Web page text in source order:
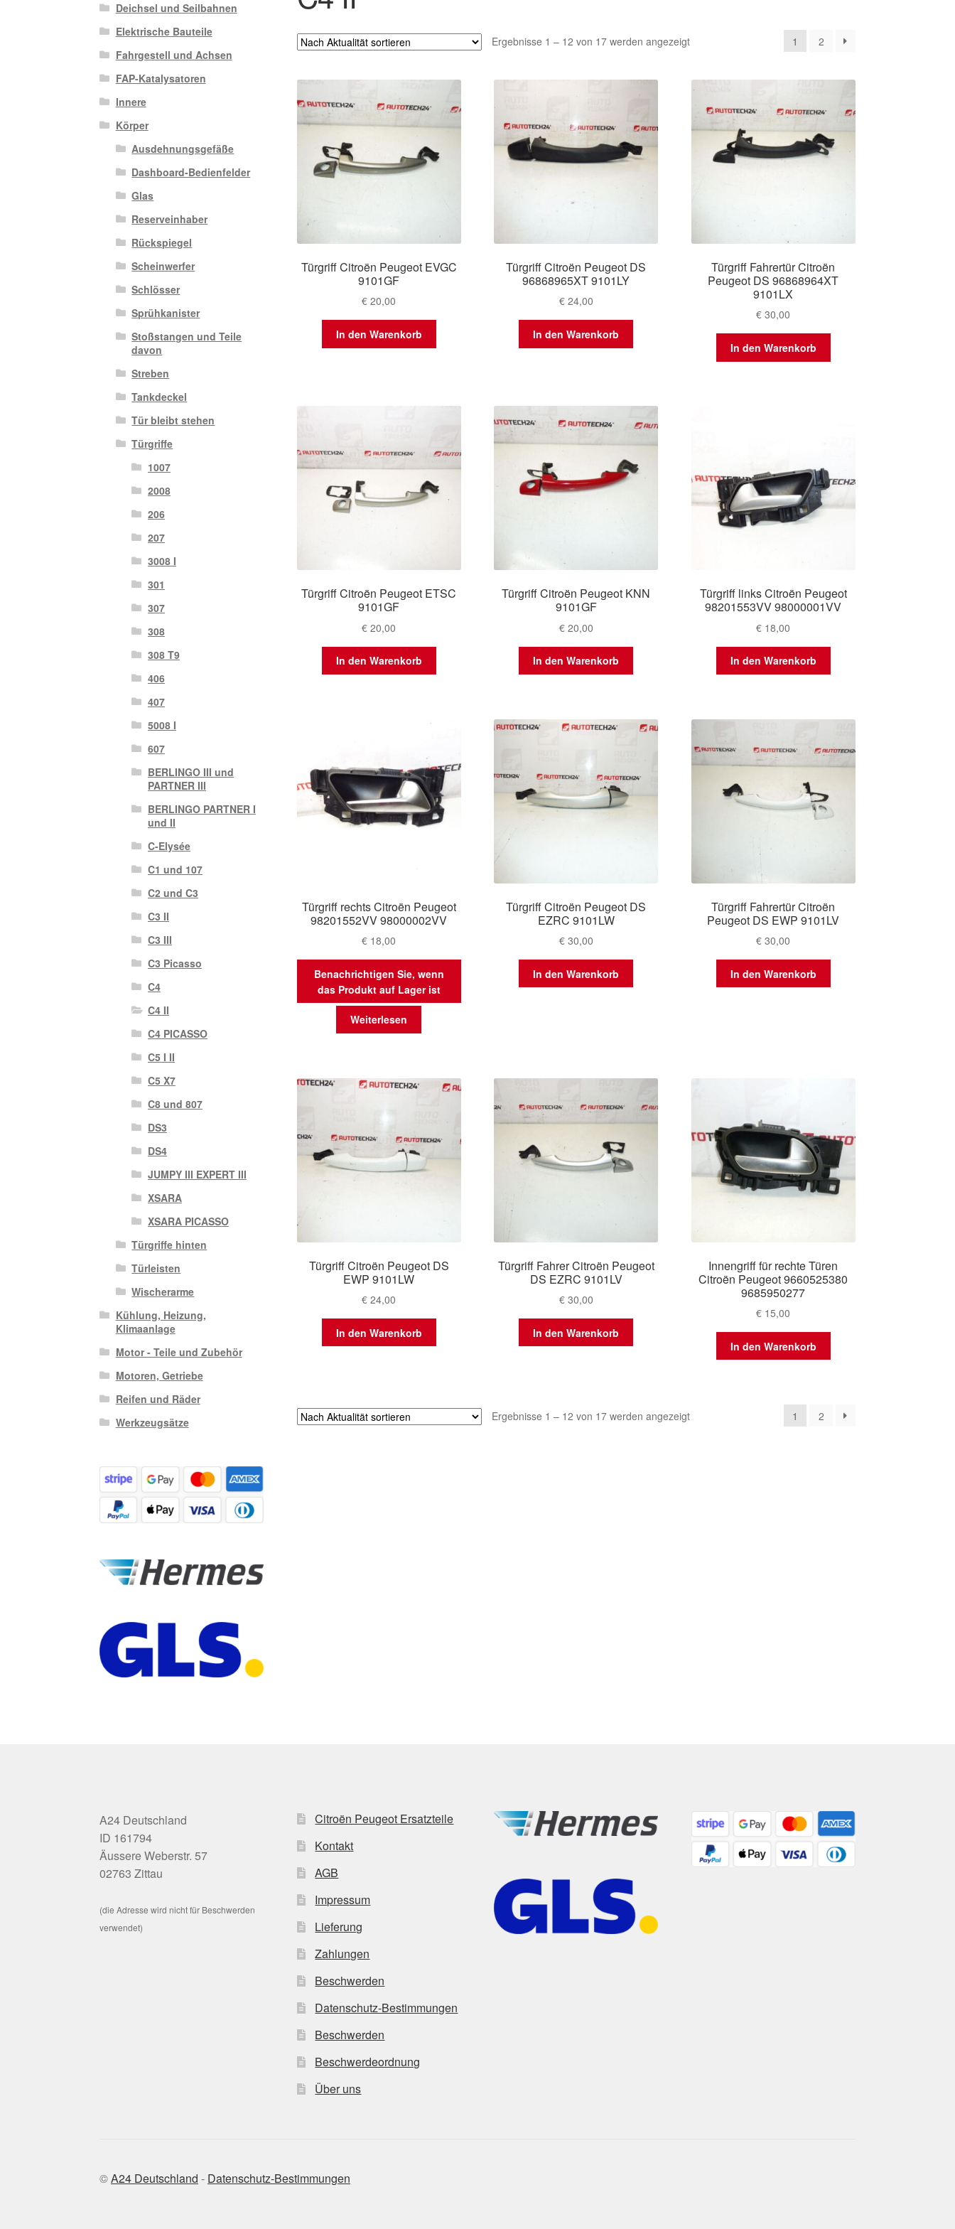
Ergebnisse 1 – 12 von 17 werden angezeigtNach
1 2
Türgriff Citroën Peugeot EVGC
9101GF
€ 20,00
In den Warenkorb
Türgriff Citroën Peugeot DS
96868965XT 9101LY
€24,00
In den Warenkorb
Türgriff Fahrertür Citroën
Peugeot DS 96868964XT
9101LX
€ 30,00
In den Warenkorb
Türgriff Citroën Peugeot ETSC
9101GF
€ 20,00
In den Warenkorb
Türgriff Citroën Peugeot KNN
9101GF
€20,00
In den Warenkorb
Türgriff links Citroën Peugeot
98201553VV 98000001VV
€ 18,00
In den Warenkorb
Türgriff rechts Citroën Peugeot
98201552VV 98000002VV
€ 18,00
Benachrichtigen Sie, wenn
das Produkt auf Lager ist
Weiterlesen
Türgriff Citroën Peugeot DS
EZRC 9101LW
€30,00
In den Warenkorb
Türgriff Fahrertür Citroën
Peugeot DS EWP 9101LV
€ 30,00
In den Warenkorb
Türgriff Citroën Peugeot DS
EWP 9101LW
€ 24,00
In den Warenkorb
Türgriff Fahrer Citroën Peugeot
DS EZRC 9101LV
€30,00
In den Warenkorb
Innengriff für rechte Türen
Citroën Peugeot 9660525380
9685950277
€ 15,00
In den Warenkorb
Ergebnisse 1 – 12 von 17 werden angezeigtNach
1 2
Deichsel und Seilbahnen
Elektrische Bauteile
Fahrgestell und Achsen
FAP-Katalysatoren
Innere
Körper
Ausdehnungsgefäße
Dashboard-Bedienfelder
Glas
Reserveinhaber
Rückspiegel
Scheinwerfer
Schlösser
Sprühkanister
Stoßstangen und Teile
davon
Streben
Tankdeckel
Tür bleibt stehen
Türgriffe
1007
2008
206
207
3008 I
301
307
308
308 T9
406
407
5008 I
607
BERLINGO III und
PARTNER III
BERLINGO PARTNER I
und II
C-Elysée
C1 und 107
C2 und C3
C3 II
C3 III
C3 Picasso
C4
C4 II
C4 PICASSO
C5 I II
C5 X7
C8 und 807
DS3
DS4
JUMPY III EXPERT III
XSARA
XSARA PICASSO
Türgriffe hinten
Türleisten
Wischerarme
Kühlung, Heizung,
Klimaanlage
Motor - Teile und Zubehör
Motoren, Getriebe
Reifen und Räder
Werkzeugsätze
A24 Deutschland
ID 161794
Äussere Weberstr. 57
02763 Zittau
(die Adresse wird nicht für Beschwerden
verwendet)
Citroën Peugeot Ersatzteile
Kontakt
AGB
Impressum
Lieferung
Zahlungen
Beschwerden
Datenschutz-Bestimmungen
Beschwerden
Beschwerdeordnung
Über uns
©A24 Deutschland - Datenschutz-Bestimmungen